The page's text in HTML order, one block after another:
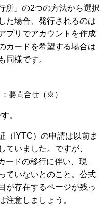
所」の2つの方法から選択
た場合、発行されるのは
プリでアカウントを作成
カードを希望する場合は
同様です。
要問合せ（※）
。
（IYTC）の申請は以前ま
ていました。ですが、
ードの移行に伴い、現
ていないとのこと。公式
が存在するページが残っ
注意しましょう。